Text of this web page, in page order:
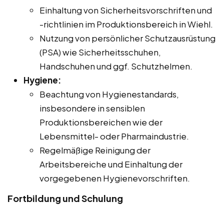
Einhaltung von Sicherheitsvorschriften und
-richtlinien im Produktionsbereich in Wiehl.
Nutzung von persönlicher Schutzausrüstung
(PSA) wie Sicherheitsschuhen,
Handschuhen und ggf. Schutzhelmen.
Hygiene:
Beachtung von Hygienestandards,
insbesondere in sensiblen
Produktionsbereichen wie der
Lebensmittel- oder Pharmaindustrie.
Regelmäßige Reinigung der
Arbeitsbereiche und Einhaltung der
vorgegebenen Hygienevorschriften.
Fortbildung und Schulung